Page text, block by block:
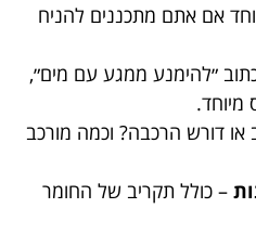
אם אתם מתכננים להניח
״להימנע ממגע עם מים״,
או דורש הרכבה? וכמה מורכב
– כולל תקריב של החומר